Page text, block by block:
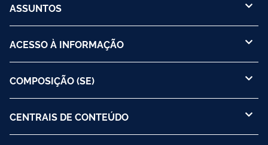
ASSUNTOS
ACESSO À INFORMAÇÃO
COMPOSIÇÃO (SE)
CENTRAIS DE CONTEÚDO